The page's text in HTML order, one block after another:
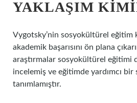
YAKLAŞIM
Vygotsky’nin sosyokültürel eğitim
akademik başarısını ön plana
araştırmalar sosyokültürel eğitimi
incelemiş ve eğitimde yardımcı bir
tanımlamıştır.